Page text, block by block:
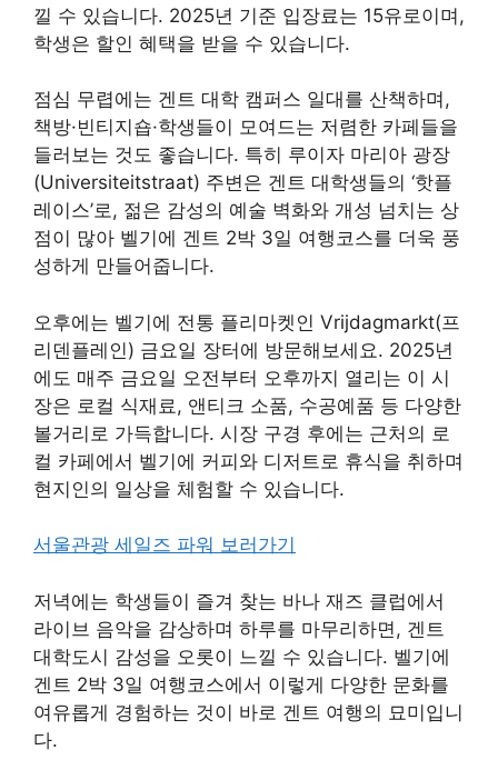
낄 수 있습니다. 2025년 기준 입장료는 15유로이며,
학생은 할인 혜택을 받을 수 있습니다.
점심 무렵에는 겐트 대학 캠퍼스 일대를 산책하며,
책방·빈티지숍·학생들이 모여드는 저렴한 카페들을
들러보는 것도 좋습니다. 특히 루이자 마리아 광장
(Universiteitstraat) 주변은 겐트 대학생들의 ‘핫플
레이스’로, 젊은 감성의 예술 벽화와 개성 넘치는 상
점이 많아 벨기에 겐트 2박 3일 여행코스를 더욱 풍
성하게 만들어줍니다.
오후에는 벨기에 전통 플리마켓인 Vrijdagmarkt(프
리덴플레인) 금요일 장터에 방문해보세요. 2025년
에도 매주 금요일 오전부터 오후까지 열리는 이 시
장은 로컬 식재료, 앤티크 소품, 수공예품 등 다양한
볼거리로 가득합니다. 시장 구경 후에는 근처의 로
컬 카페에서 벨기에 커피와 디저트로 휴식을 취하며
현지인의 일상을 체험할 수 있습니다.
서울관광 세일즈 파워 보러가기
저녁에는 학생들이 즐겨 찾는 바나 재즈 클럽에서
라이브 음악을 감상하며 하루를 마무리하면, 겐트
대학도시 감성을 오롯이 느낄 수 있습니다. 벨기에
겐트 2박 3일 여행코스에서 이렇게 다양한 문화를
여유롭게 경험하는 것이 바로 겐트 여행의 묘미입니
다.